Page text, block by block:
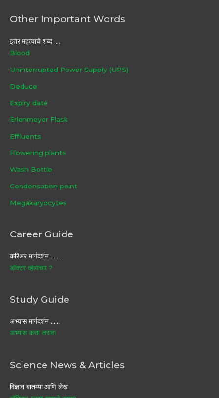
Other Important Words
इतर महत्वाचे शब्द ....
Blood
Uninterrupted Power Supply (UPS)
Deduce
Expiry date
Erlenmeyer Flask
Effluents
Flowering plants
Wash Bottle
Condensation point
Megakaryocytes
Career Guide
करिअर मार्गदर्शन ……
डॉक्टर व्हायचय ?
Study Guide
अभ्यास मार्गदर्शन ……
अभ्यास कसा करावा
Science News & Articles
विज्ञान बातम्या आणि लेख